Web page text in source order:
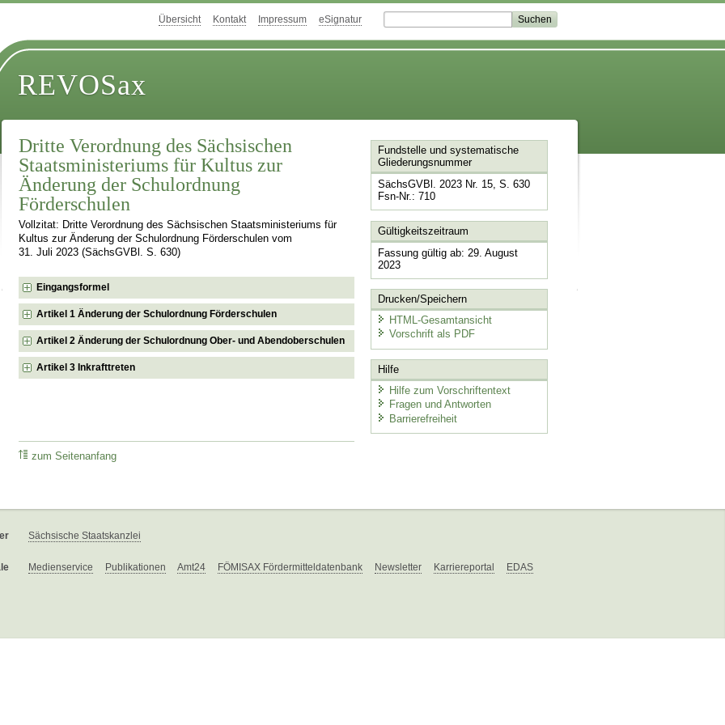
Übersicht Kontakt Impressum eSignatur
REVOSax
Dritte Verordnung des Sächsischen
Staatsministeriums für Kultus zur
Änderung der Schulordnung
Förderschulen
Vollzitat: Dritte Verordnung des Sächsischen Staatsministeriums für
Kultus zur Änderung der Schulordnung Förderschulen vom
31. Juli 2023 (SächsGVBl. S. 630)
Eingangsformel
Artikel 1 Änderung der Schulordnung Förderschulen
Artikel 2 Änderung der Schulordnung Ober- und Abendoberschulen
Artikel 3 Inkrafttreten
zum Seitenanfang
Fundstelle und systematische
Gliederungsnummer
SächsGVBl. 2023 Nr. 15, S. 630
Fsn-Nr.: 710
Gültigkeitszeitraum
Fassung gültig ab: 29. August
2023
Drucken/Speichern
HTML-Gesamtansicht
Vorschrift als PDF
Hilfe
Hilfe zum Vorschriftentext
Fragen und Antworten
Barrierefreiheit
Sächsische Staatskanzlei
Medienservice Publikationen Amt24 FÖMISAX Fördermitteldatenbank Newsletter Karriereportal EDAS